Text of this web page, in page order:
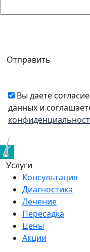
Отправить
Вы даете
данных и
Услуги
Консультация
Диагностика
Лечение
Пересадка
Цены
Акции